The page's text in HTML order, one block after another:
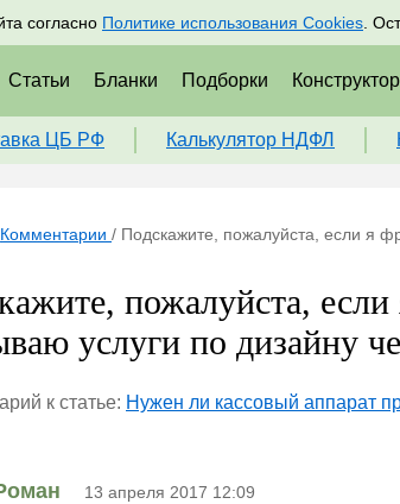
согласно Политике использования Cookies .
Подписаться
Статьи Бланки Подборки
ЦБ РФ Калькулятор НДФЛ
Комментарии / Подскажите, пожалуйста, если я
пожалуйста,
услуги по дизайну
к статье: Нужен ли кассовый аппарат
13 апреля 2017 12:09